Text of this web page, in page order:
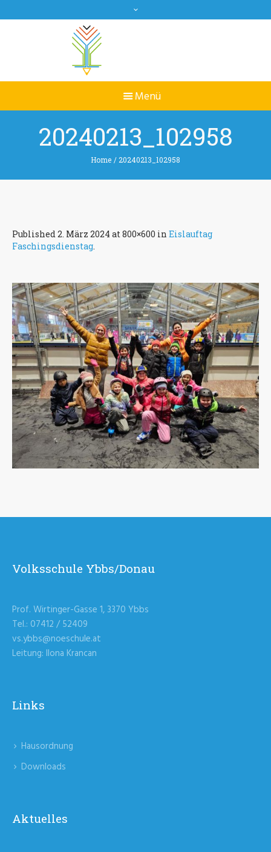
20240213_102958
Home / 20240213_102958
Published2. März 2024 at 800×600 in Eislauftag
Faschingsdienstag.
Volksschule Ybbs/Donau
Prof. Wirtinger-Gasse 1, 3370 Ybbs
Tel.: 07412 / 52409
vs.ybbs@noeschule.at
Leitung: Ilona Krancan
Links
Hausordnung
Downloads
Aktuelles